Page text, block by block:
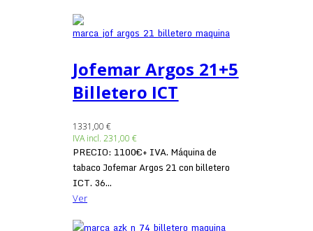
Jofemar Argos 21+5
Billetero ICT
1331,00 €
IVA incl. 231,00 €
PRECIO: 1100€+ IVA. Máquina de
tabaco Jofemar Argos 21 con billetero
ICT. 36...
Ver